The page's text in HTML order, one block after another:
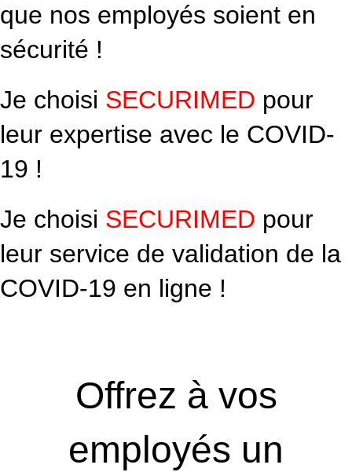
que nos employés soient en
sécurité !
Je choisi SECURIMED pour
leur expertise avec le COVID-
19 !
Je choisi SECURIMED pour
leur service de validation de la
COVID-19 en ligne !
Offrez à vos
employés un